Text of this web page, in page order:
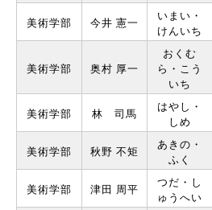
美術学部 今井 憲⼀
いまい・
けんいち
美術学部 奥村 厚⼀
おくむ
ら・こう
いち
美術学部 林 司⾺
はやし・
しめ
美術学部 秋野 不矩
あきの・
ふく
美術学部 津⽥ 周平
つだ・し
ゅうへい